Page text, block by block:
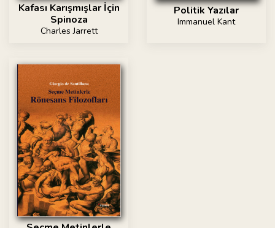
Kafası Karışmışlar İçin
Spinoza
Charles Jarrett
Politik Yazılar
Immanuel Kant